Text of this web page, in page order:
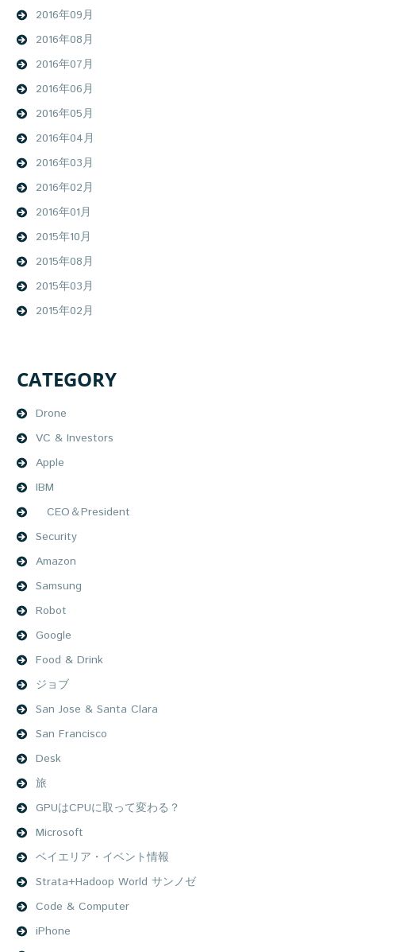
2016年09月
2016年08月
2016年07月
2016年06月
2016年05月
2016年04月
2016年03月
2016年02月
2016年01月
2015年10月
2015年08月
2015年03月
2015年02月
CATEGORY
Drone
VC & Investors
Apple
IBM
CEO＆President
Security
Amazon
Samsung
Robot
Google
Food & Drink
ジョブ
San Jose & Santa Clara
San Francisco
Desk
旅
GPUはCPUに取って変わる？
Microsoft
ベイエリア・イベント情報
Strata+Hadoop World サンノゼ
Code & Computer
iPhone